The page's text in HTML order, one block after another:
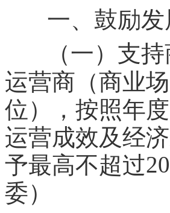
一、鼓励
（一）支
运营商（商业
位），按照年
运营成效及经
予最高不超过
委）